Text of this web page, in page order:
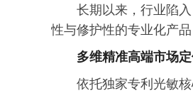
长期以来，行业陷
性与修护性的专业化产
多维精准高端市场
依托独家专利光敏